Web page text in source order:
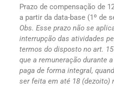
Prazo de compensação de
a partir da data-base (1º de
Obs. Esse prazo não se
interrupção das atividades
termos do disposto no art.
que a remuneração durante
paga de forma integral,
ser feita em até 18 (dezoito)